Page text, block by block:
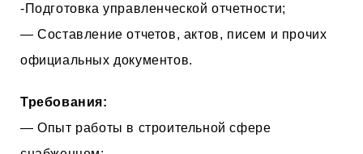
-Подготовка управленческой отчетности;
— Составление отчетов, актов, писем и прочих
официальных документов.
Требования:
— Опыт работы в строительной сфере